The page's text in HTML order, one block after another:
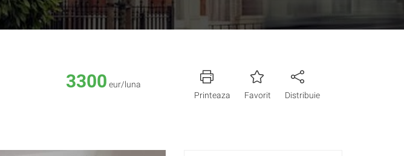
3300 eur/luna
Printeaza
Favorit Distribuie